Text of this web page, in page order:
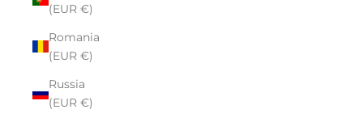
(EUR €)
Romania
(EUR €)
Russia
(EUR €)